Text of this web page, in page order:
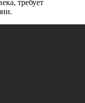
требует